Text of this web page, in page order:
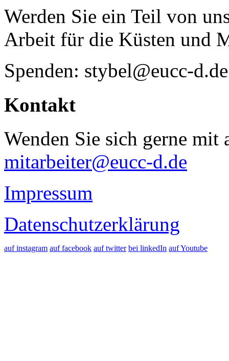
Werden Sie ein Teil von
Arbeit für die Küsten und
Spenden: stybel@eucc-d.de
Kontakt
Wenden Sie sich gerne mit
mitarbeiter@eucc-d.de
Impressum
Datenschutzerklärung
auf instagram auf facebook auf twitter bei linkedIn auf Youtube